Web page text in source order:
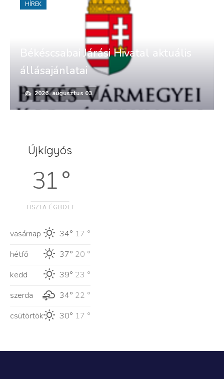
Békéscsabai Járási Hivatal aktuális
állásajánlatai
2026. augusztus 03.
HÍREK
Újkígyós
31 °
TISZTA ÉGBOLT
vasárnap 34° 17 °
hétfő
37° 20 °
kedd
39° 23 °
szerda
34° 22 °
csütörtök
30° 17 °